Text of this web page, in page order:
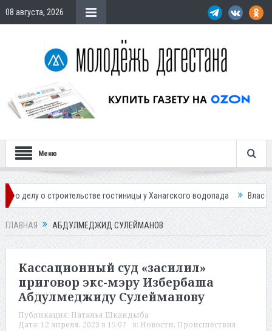
08 августа, 2026
Меню
гостиницы у Ханагского водопада Власти Махачкалы
ГЛАВНАЯ АБДУЛМЕДЖИД СУЛЕЙМАНОВ
Кассационный суд «засилил»
приговор экс-мэру Избербаша
Абдулмеджиду Сулейманову
Публикация: Наталья Шкандыба
Дата: 12 апреля, 2023 в 15:07 в: Новости, Происшествия